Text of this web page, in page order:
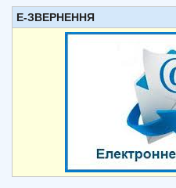
Е-ЗВЕРНЕННЯ